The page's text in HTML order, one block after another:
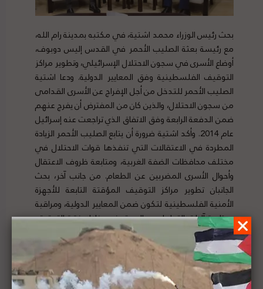
بحث رئيس الوزراء محمد اشتية، في مكتبه بمدينة رام الله،
مع رئيسة بعثة الصليب الأحمر في القدس إليس دوبوف،
أوضاع الأسرى في سجون الاحتلال الإسرائيلي، وتطوير مراكز
التوقيف الفلسطينية وفق المعايير الدولية. ودعا اشتية
الصليب الأحمر للتدخل من أجل الإفراج عن الأسرى القدامى
من سجون الاحتلال، والذين كان من المفترض أن يفرج عنهم
ضمن الدفعة الرابعة وفق الاتفاق الذي تراجعت عنه إسرائيل
عام 2014. وأكد اشتية ضرورة أن يتابع الصليب الأحمر الزيادة
المطردة في الاعتقالات التي تنفذها قوات الاحتلال في
مختلف محافظات الضفة الغربية، ومتابعة ظروف الاعتقال
وأحوال الأسرى المضربين عن الطعام. من جانب آخر، بحث
الجانبان تطوير مراكز التوقيف المؤقتة التابعة للأجهزة
الأمنية الفلسطينية لتكون ضمن المعايير الدولية، ومراقبة
ومتابعة آليات التعامل مع الموقوفين خلال فترة التحقيق.
لتفاصيل الخبر ومصدره الأصلي،هنا